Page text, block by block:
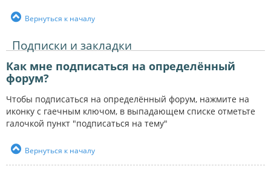
Вернуться к началу
Подписки и закладки
Как мне подписаться на определённый
форум?
Чтобы подписаться на определённый форум, нажмите на
иконку с гаечным ключом, в выпадающем списке отметьте
галочкой пункт "подписаться на тему"
Вернуться к началу